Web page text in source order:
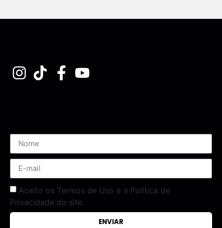
Aceito os Termos de Uso e a Política de
Privacidade do site.
ENVIAR